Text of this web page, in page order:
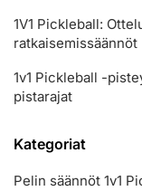
1V1 Pickleball:
ratkaisemissäännöt
1v1 Pickleball -
pistarajat
Kategoriat
Pelin säännöt 1v1